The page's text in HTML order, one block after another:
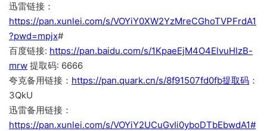
迅雷链接：
https://pan.xunlei.com/s/VOYiY0XW2YzMreCGhoTVPFrdA1
?pwd=mpjx#
百度链接: https://pan.baidu.com/s/1KpaeEjM4O4ElvuHIzB-
mrw 提取码: 6666
夸克备用链接： https://pan.quark.cn/s/8f91507fd0fb提取码 ：
3QkU
迅雷备用链接：
https://pan.xunlei.com/s/VOYiY2UCuGvIi0yboDTbEbwdA1#